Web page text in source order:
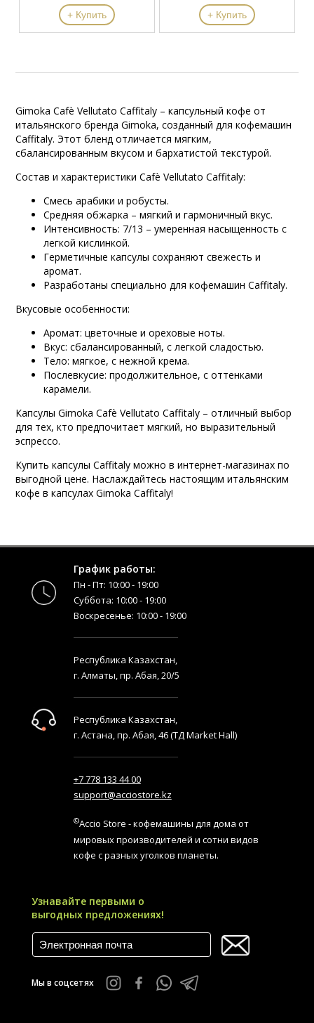
+ Купить + Купить
Gimoka Cafè Vellutato Caffitaly – капсульный кофе от
итальянского бренда Gimoka, созданный для кофемашин
Caffitaly. Этот бленд отличается мягким,
сбалансированным вкусом и бархатистой текстурой.
Состав и характеристики Cafè Vellutato Caffitaly:
Смесь арабики и робусты.
Средняя обжарка – мягкий и гармоничный вкус.
Интенсивность: 7/13 – умеренная насыщенность с
легкой кислинкой.
Герметичные капсулы сохраняют свежесть и
аромат.
Разработаны специально для кофемашин Caffitaly.
Вкусовые особенности:
Аромат: цветочные и ореховые ноты.
Вкус: сбалансированный, с легкой сладостью.
Тело: мягкое, с нежной крема.
Послевкусие: продолжительное, с оттенками
карамели.
Капсулы Gimoka Cafè Vellutato Caffitaly – отличный выбор
для тех, кто предпочитает мягкий, но выразительный
эспрессо.
Купить капсулы Caffitaly можно в интернет-магазинах по
выгодной цене. Наслаждайтесь настоящим итальянским
кофе в капсулах Gimoka Caffitaly!
График работы:
Пн - Пт: 10:00 - 19:00
Суббота: 10:00 - 19:00
Воскресенье: 10:00 - 19:00
Республика Казахстан,
г. Алматы, пр. Абая, 20/5
Республика Казахстан,
г. Астана, пр. Абая, 46 (ТД Market Hall)
+7 778 133 44 00
support@acciostore.kz
©Accio Store - кофемашины для дома от
мировых производителей и сотни видов
кофе с разных уголков планеты.
Узнавайте первыми о
выгодных предложениях!
Мы в соцсетях